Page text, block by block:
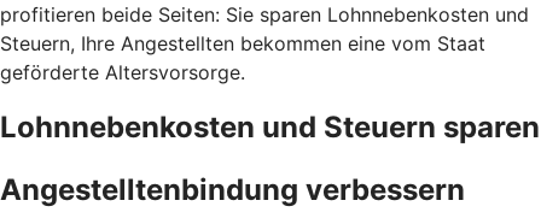
profitieren beide Seiten: Sie sparen Lohnnebenkosten und
Steuern, Ihre Angestellten bekommen eine vom Staat
geförderte Altersvorsorge.
Lohnnebenkosten und Steuern sparen
Angestelltenbindung verbessern